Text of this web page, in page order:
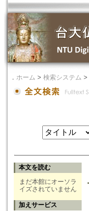
． ホーム > 検索システム >
本文を読む
まだ本館にオーソラ
イズされていません
加えサービス